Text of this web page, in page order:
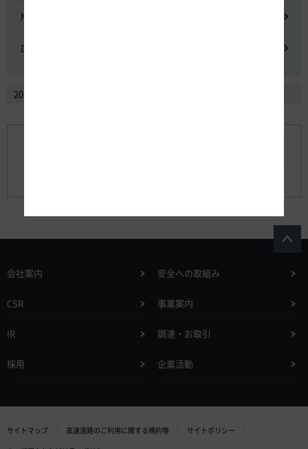
NEXCO中日本における降雪時の対応に関する検討会
広域的なETCシステム障害発生時の危機管理検討委員会
2014年2月以前のニュースリリースを見る
会社案内 安全への取組み
CSR 事業案内
IR 調達・お取引
採用 企業活動
サイトマップ 高速道路のご利用に関する規約等
サイトポリシー